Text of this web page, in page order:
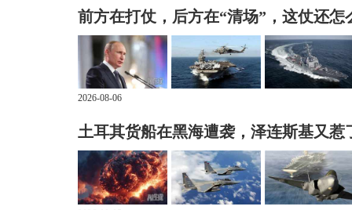
前方在打仗，后方在“清场”，这仗还怎
2026-08-06
土耳其货船在黑海遭袭，泽连斯基又惹